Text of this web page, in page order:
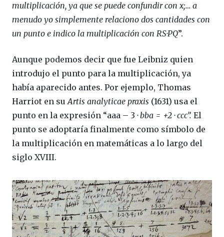
multiplicación, ya que se puede confundir con x;… a
menudo yo simplemente relaciono dos cantidades con
un punto e indico la multiplicación con RS·PQ”.
Aunque podemos decir que fue Leibniz quien
introdujo el punto para la multiplicación, ya
había aparecido antes. Por ejemplo, Thomas
Harriot en suArtis analyticae praxis (1631) usa el
punto en la expresión “aaa – 3 · bba = +2 · ccc”. El
punto se adoptaría finalmente como símbolo de
la multiplicación en matemáticas a lo largo del
siglo XVIII.